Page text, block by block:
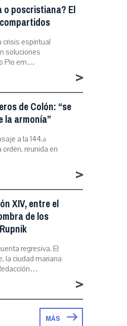
o poscristiana? El
crisis espiritual
soluciones
Pio em…
>
de Colón: “se
armonía”
a la 144.ª
reunida en
>
XIV, entre el
de los
regresiva. El
la ciudad mariana
>
MÁS